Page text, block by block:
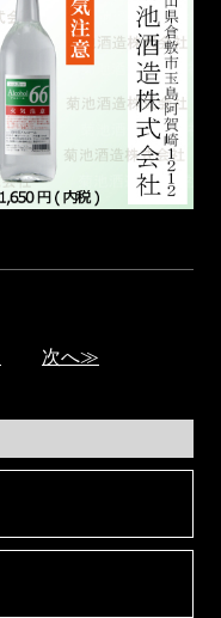
次へ≫